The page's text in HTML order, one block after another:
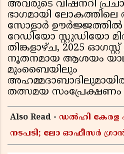
അവരുടെ വിഷനറി
ഭാഗമായി
സോളാർ ഊർജ്ജത്തിൽ
റേഡിയോ സ്റ്റുഡിയോ
തിങ്കളാഴ്ച, 2025
നൂതനമായ ആശയം
മുംബൈയിലും
തത്സമയ സംപ്രേക്ഷണം
Also Read - ഡൽഹി കേരള
നടപടി; ലോ ഓഫീസർ